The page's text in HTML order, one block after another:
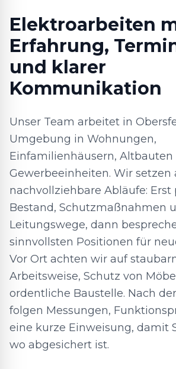
Elektroarbeiten
Erfahrung,
und klarer
Kommunikation
Unser Team arbeitet in
Umgebung in Wohnungen,
Einfamilienhäusern, Altbauten
Gewerbeeinheiten. Wir setzen
nachvollziehbare Abläufe:
Bestand, Schutzmaßnahmen
Leitungswege, dann
sinnvollsten Positionen für
Vor Ort achten wir auf
Arbeitsweise, Schutz von
ordentliche Baustelle. Nach
folgen Messungen,
eine kurze Einweisung, damit
wo abgesichert ist.